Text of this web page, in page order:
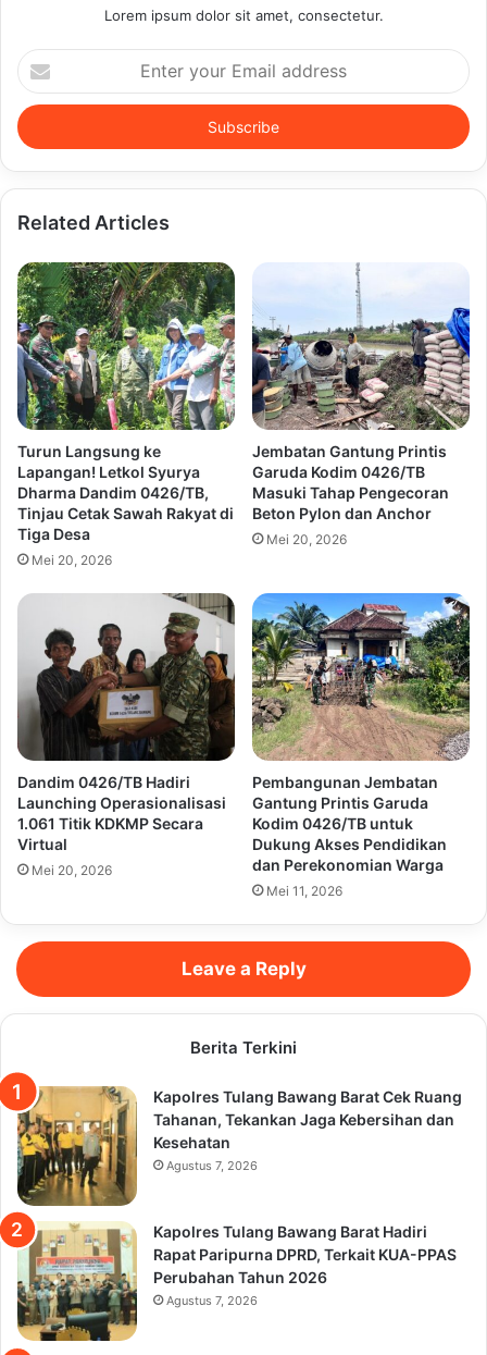
Lorem ipsum dolor sit amet, consectetur.
Enter
your
Email
address
Related Articles
Turun Langsung ke
Lapangan! Letkol Syurya
Dharma Dandim 0426/TB,
Tinjau Cetak Sawah Rakyat di
Tiga Desa
Mei 20, 2026
Jembatan Gantung Printis
Garuda Kodim 0426/TB
Masuki Tahap Pengecoran
Beton Pylon dan Anchor
Mei 20, 2026
Dandim 0426/TB Hadiri
Launching Operasionalisasi
1.061 Titik KDKMP Secara
Virtual
Mei 20, 2026
Pembangunan Jembatan
Gantung Printis Garuda
Kodim 0426/TB untuk
Dukung Akses Pendidikan
dan Perekonomian Warga
Mei 11, 2026
Leave a Reply
Berita Terkini
Kapolres Tulang Bawang Barat Cek Ruang
Tahanan, Tekankan Jaga Kebersihan dan
Kesehatan
Agustus 7, 2026
Kapolres Tulang Bawang Barat Hadiri
Rapat Paripurna DPRD, Terkait KUA-PPAS
Perubahan Tahun 2026
Agustus 7, 2026